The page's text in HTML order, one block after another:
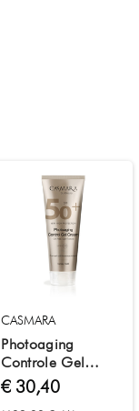
CASMARA
Photoaging
Controle Gel
Crème 50 ml
€ 30,40